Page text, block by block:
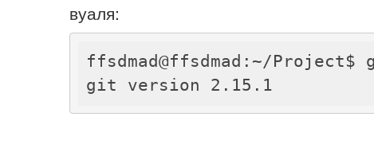
вуаля:
ffsdmad@ffsdmad:~/